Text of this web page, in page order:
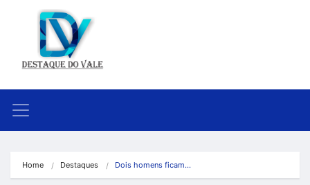
Home Destaques Dois homens ficam…